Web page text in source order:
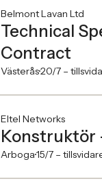
Belmont Lavan Ltd
Technical
Contract
Västerås20/7 –
Eltel Networks
Konstruktör
Arboga15/7 –